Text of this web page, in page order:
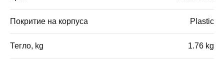
Покритие на корпуса Plastic
Тегло, kg 1.76 kg